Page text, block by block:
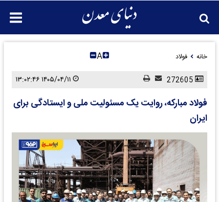
خانه فولاد A
فولاد مبارکه، روایت یک مسئولیت ملی و ایستادگی برای
ایران